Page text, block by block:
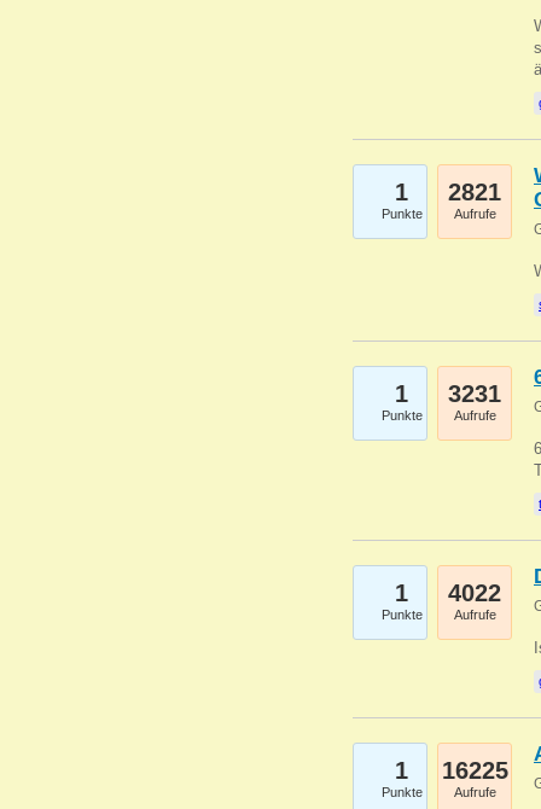
1
Punkte
2821
Aufrufe
1
Punkte
3231
Aufrufe
1
Punkte
4022
Aufrufe
1
Punkte
16225
Aufrufe